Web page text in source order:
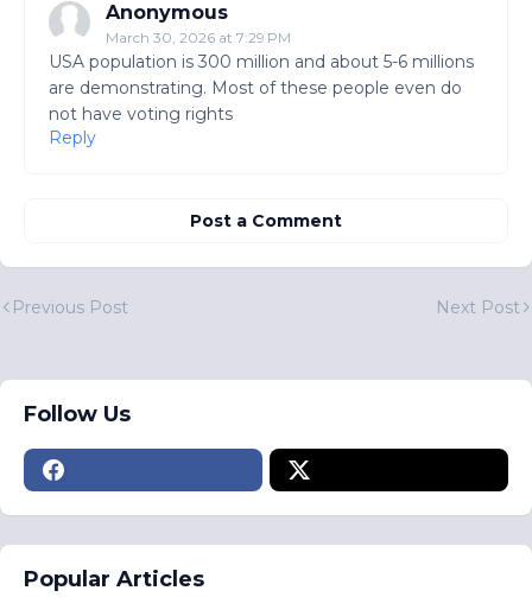
Anonymous
March 30, 2026 at 7:29 PM
USA population is 300 million and about 5-6 millions
are demonstrating. Most of these people even do
not have voting rights
Reply
Post a Comment
Previous Post Next Post
Follow Us
Popular Articles